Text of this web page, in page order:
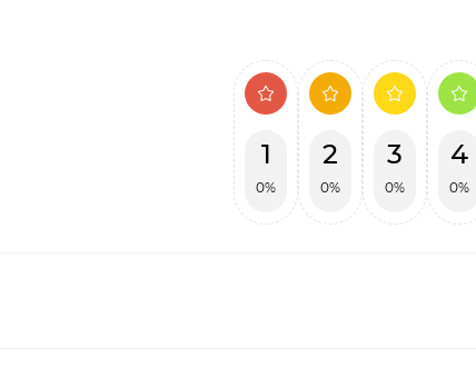
1
0%
2
0%
3
0%
4
0%